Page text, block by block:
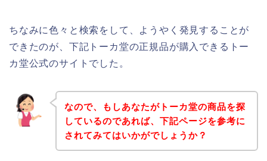
ちなみに色々と検索をして、ようやく発見することが
できたのが、下記トーカ堂の正規品が購入できるトー
カ堂公式のサイトでした。
なので、もしあなたがトーカ堂の商品を探
しているのであれば、下記ページを参考に
されてみてはいかがでしょうか？